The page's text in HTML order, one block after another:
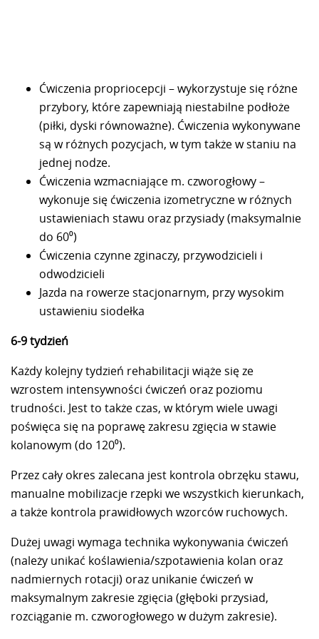
Ćwiczenia propriocepcji – wykorzystuje się różne
przybory, które zapewniają niestabilne podłoże
(piłki, dyski równoważne). Ćwiczenia wykonywane
są w różnych pozycjach, w tym także w staniu na
jednej nodze.
Ćwiczenia wzmacniające m. czworogłowy –
wykonuje się ćwiczenia izometryczne w różnych
ustawieniach stawu oraz przysiady (maksymalnie
do 60⁰)
Ćwiczenia czynne zginaczy, przywodzicieli i
odwodzicieli
Jazda na rowerze stacjonarnym, przy wysokim
ustawieniu siodełka
6-9 tydzień
Każdy kolejny tydzień rehabilitacji wiąże się ze
wzrostem intensywności ćwiczeń oraz poziomu
trudności. Jest to także czas, w którym wiele uwagi
poświęca się na poprawę zakresu zgięcia w stawie
kolanowym (do 120⁰).
Przez cały okres zalecana jest kontrola obrzęku stawu,
manualne mobilizacje rzepki we wszystkich kierunkach,
a także kontrola prawidłowych wzorców ruchowych.
Dużej uwagi wymaga technika wykonywania ćwiczeń
(należy unikać koślawienia/szpotawienia kolan oraz
nadmiernych rotacji) oraz unikanie ćwiczeń w
maksymalnym zakresie zgięcia (głęboki przysiad,
rozciąganie m. czworogłowego w dużym zakresie).